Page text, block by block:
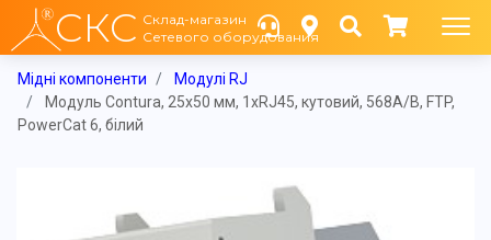
СКС Склад-магазин
Сетевого оборудования
Мідні компоненти
Модулі RJ
Модуль Contura, 25x50 мм, 1xRJ45, кутовий, 568A/B, FTP,
PowerCat 6, білий